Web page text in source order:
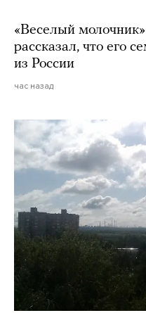
«Веселый
рассказал, что его
из России
час назад